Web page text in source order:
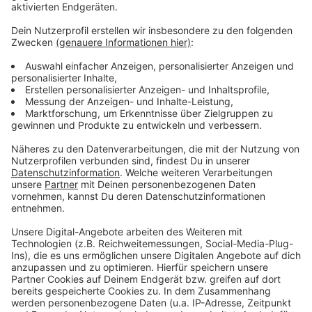
Es gibt diese Dinge im Leben, die können uns zur
Weißglut treiben. Bahnstreiks. Plötzlicher Schneefall.
Eiskratzen am frühen Morgen. Leute, die nicht
Autofahren können. Menschen, die seltsame Wörter
benutzen. Wo andere sich vor Verzweiflung das
Gesicht bis zum Bauchnabel ziehen oder ihren Kopf
gegen die Wand hauen wollen, geht in eben diesem
Kopf von Laura Potting ein Karussell los. Irgendwo
zwischen wirren Gedanken und scharfer
Alltagsbeobachtung. Ein bisschen ausgeflippt,
meistens bunt und nie ganz ernst gemeint.
Anzeige